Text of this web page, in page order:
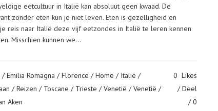
eetcultuur in Italië kan absoluut geen kwaad. De
zonder eten kun je niet leven. Eten is gezelligheid en
reis naar Italië deze vijf eetzondes in Italië te leren kennen
Misschien kunnen we...
/Emilia Romagna /Florence /Home / Italië /
/Reizen / Toscane / Trieste /Venetië /Venetië /
Aken
0 Likes
Deel
0